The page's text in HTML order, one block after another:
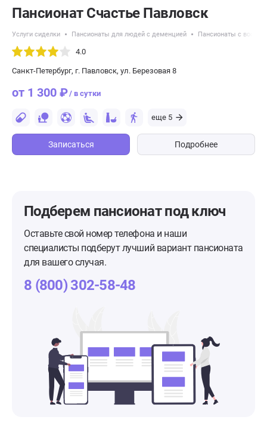
Пансионат Счастье Павловск
Услуги сиделки Пансионаты для людей с деменцией Пансионаты с
4.0
Санкт-Петербург, г. Павловск, ул. Березовая 8
от 1 300 ₽/ в сутки
еще 5
Записаться Подробнее
Подберем пансионатпод ключ
Оставьте свой номер телефона и наши
специалисты подберут лучший вариант пансионата
для вашего случая.
8 (800) 302-58-48